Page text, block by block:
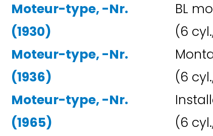
Moteur-type, -Nr.
(1930)
BL
(6
Moteur-type, -Nr.
(1936)
(6
Moteur-type, -Nr.
(1965)
(6